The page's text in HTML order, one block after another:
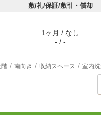
敷/礼/保証/敷引・償却
1ヶ月 / なし
- / -
階 南向き 収納スペース 室内